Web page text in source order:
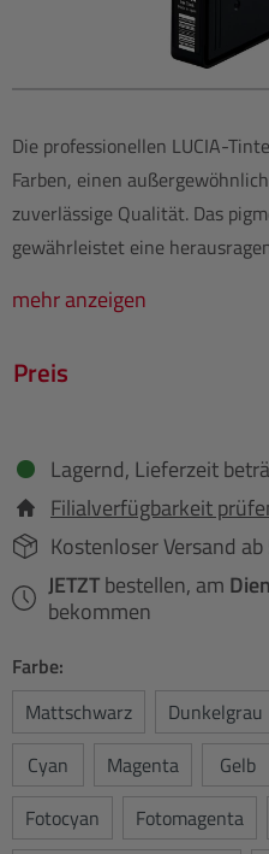
Die professionellen LUCIA-
Farben, einen
zuverlässige Qualität. Das
gewährleistet eine
mehr anzeigen
Preis
Lagernd, Lieferzeit
Filialverfügbarkeit
Kostenloser Versand
JETZTbestellen, am
bekommen
Farbe:
Mattschwarz
Dunkelgrau
Cyan
Magenta Gelb
Fotocyan
Fotomagenta